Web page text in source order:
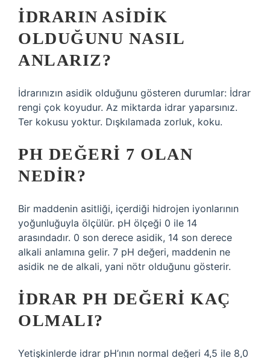
İDRARIN ASIDIK
OLDUĞUNU NASIL
ANLARIZ?
İdrarınızın asidik olduğunu gösteren durumlar: İdrar
rengi çok koyudur. Az miktarda idrar yaparsınız.
Ter kokusu yoktur. Dışkılamada zorluk, koku.
PH DEĞERI 7 OLAN
NEDIR?
Bir maddenin asitliği, içerdiği hidrojen iyonlarının
yoğunluğuyla ölçülür. pH ölçeği 0 ile 14
arasındadır. 0 son derece asidik, 14 son derece
alkali anlamına gelir. 7 pH değeri, maddenin ne
asidik ne de alkali, yani nötr olduğunu gösterir.
İDRAR PH DEĞERI KAÇ
OLMALI?
Yetişkinlerde idrar pH’ının normal değeri 4,5 ile 8,0